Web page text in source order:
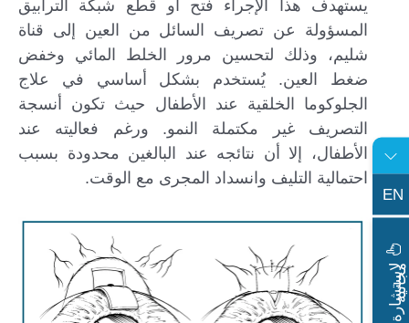
يستهدف هذا الإجراء فتح أو قطع شبكة الترابيق
المسؤولة عن تصريف السائل من العين إلى قناة
شليم، وذلك لتحسين مرور الخلط المائي وخفض
ضغط العين. يُستخدم بشكل أساسي في علاج
الجلوكوما الخلقية عند الأطفال حيث تكون أنسجة
التصريف غير مكتملة النمو. ورغم فعاليته عند
الأطفال، إلا أن نتائجه عند البالغين محدودة بسبب
احتمالية التليف وانسداد المجرى مع الوقت.
EN
ل
ا
س
ت
ش
ا
ر
ة
م
ج
ا
ن
ي
ة